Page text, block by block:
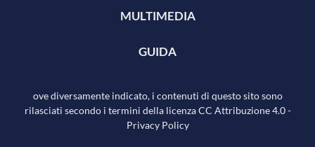
MULTIMEDIA
GUIDA
ove diversamente indicato, i contenuti di questo sito sono
rilasciati secondo i termini della licenza CC Attribuzione 4.0-
Privacy Policy